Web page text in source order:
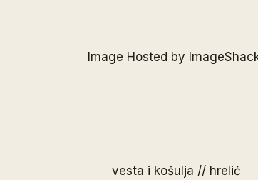
vesta i košulja // hrelić